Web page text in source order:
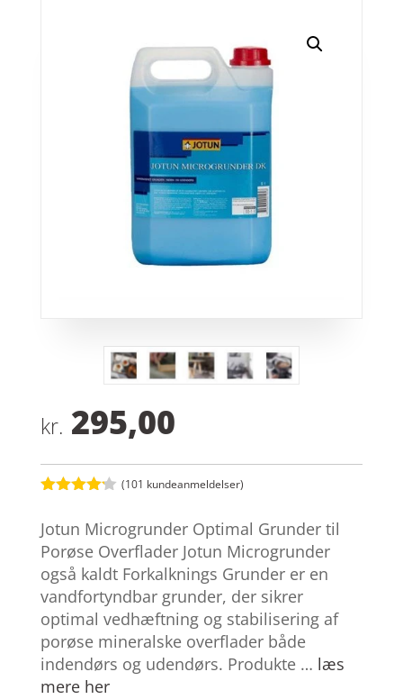
kr. 295,00
ud af 5
baseret
på
kundebedø
mmelser
(101 kundeanmeldelser)
Jotun Microgrunder Optimal Grunder til
Porøse Overflader Jotun Microgrunder
også kaldt Forkalknings Grunder er en
vandfortyndbar grunder, der sikrer
optimal vedhæftning og stabilisering af
porøse mineralske overflader både
indendørs og udendørs. Produkte … læs
mere her